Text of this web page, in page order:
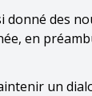
donné des
en
un